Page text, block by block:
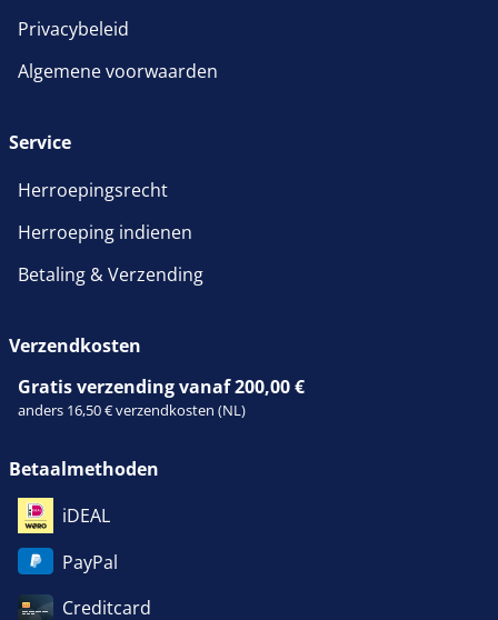
Privacybeleid
Algemene voorwaarden
Service
Herroepingsrecht
Herroeping indienen
Betaling & Verzending
Verzendkosten
Gratis verzending vanaf 200,00 €
anders 16,50 € verzendkosten (NL)
Betaalmethoden
iDEAL
PayPal
Creditcard